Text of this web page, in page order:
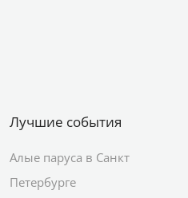
Лучшие события
Алые паруса в Санкт
Петербурге